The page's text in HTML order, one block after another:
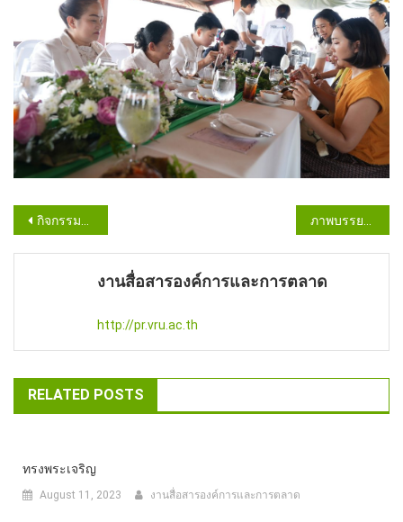
Post
navigation
กิจกรรมวไลยอลงกรณ์ สงกรานต์ สราญสุข ประจำปี 2569
งานสื่อสารองค์การและการตลาด
http://pr.vru.ac.th
RELATED POSTS
ทรงพระเจริญ
August 11, 2023 งานสื่อสารองค์การและการตลาด